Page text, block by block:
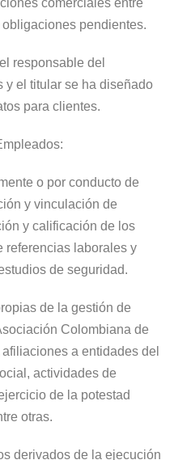
comerciales entre
pendientes.
responsable del
y el titular se ha diseñado
para clientes.
o por conducto de
y vinculación de
y calificación de los
referencias laborales y
de seguridad.
de la gestión de
Colombiana de
a entidades del
actividades de
de la potestad
otras.
derivados de la ejecución